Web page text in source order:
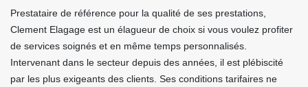
Prestataire de référence pour la qualité de ses prestations,
Clement Elagage est un élagueur de choix si vous voulez profiter
de services soignés et en même temps personnalisés.
Intervenant dans le secteur depuis des années, il est plébiscité
par les plus exigeants des clients. Ses conditions tarifaires ne